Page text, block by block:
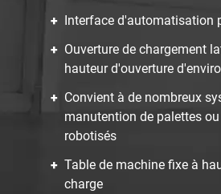
Interface d'automatisation
Ouverture de chargement
hauteur d'ouverture
Convient à de nombreux
manutention de palettes
robotisés
Table de machine fixe à
charge